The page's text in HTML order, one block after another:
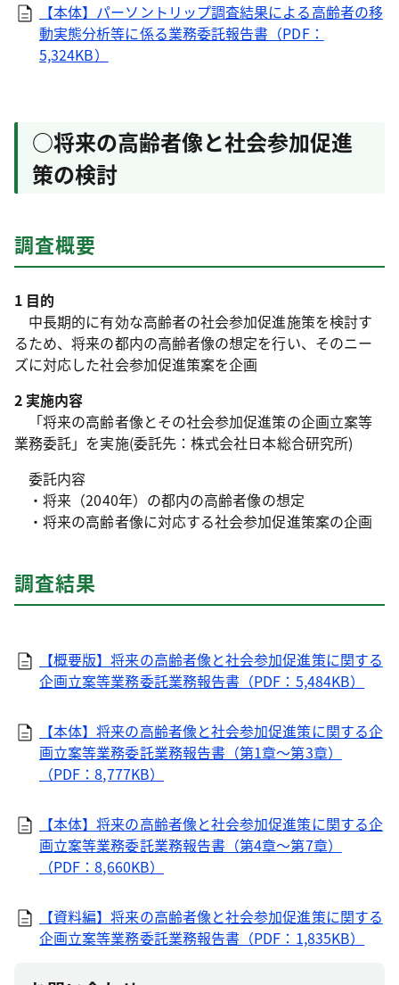
【本体】パーソントリップ調査結果による高齢者の移
動実態分析等に係る業務委託報告書（PDF：
5,324KB）
○将来の高齢者像と社会参加促進
策の検討
調査概要
1 目的
中長期的に有効な高齢者の社会参加促進施策を検討す
るため、将来の都内の高齢者像の想定を行い、そのニー
ズに対応した社会参加促進策案を企画
2 実施内容
「将来の高齢者像とその社会参加促進策の企画立案等
業務委託」を実施(委託先：株式会社日本総合研究所)
委託内容
・将来（2040年）の都内の高齢者像の想定
・将来の高齢者像に対応する社会参加促進策案の企画
調査結果
【概要版】将来の高齢者像と社会参加促進策に関する
企画立案等業務委託業務報告書（PDF：5,484KB）
【本体】将来の高齢者像と社会参加促進策に関する企
画立案等業務委託業務報告書（第1章～第3章）
（PDF：8,777KB）
【本体】将来の高齢者像と社会参加促進策に関する企
画立案等業務委託業務報告書（第4章～第7章）
（PDF：8,660KB）
【資料編】将来の高齢者像と社会参加促進策に関する
企画立案等業務委託業務報告書（PDF：1,835KB）